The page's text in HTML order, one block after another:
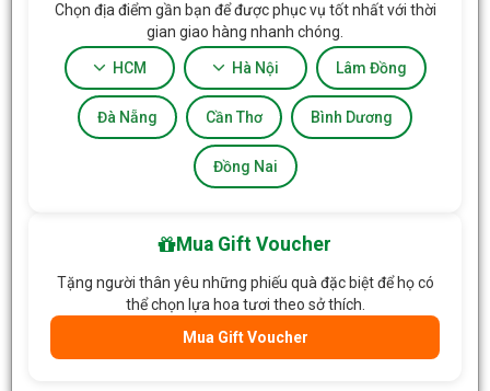
Chọn địa điểm gần bạn để được phục vụ tốt nhất với thời
gian giao hàng nhanh chóng.
HCM Hà Nội Lâm Đồng
Đà Nẵng Cần Thơ Bình Dương
Đồng Nai
Mua Gift Voucher
Tặng người thân yêu những phiếu quà đặc biệt để họ có
thể chọn lựa hoa tươi theo sở thích.
Mua Gift Voucher